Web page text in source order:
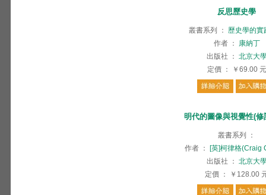
反思歷史學
叢書系列 ：
歷史學的實
作者 ：
康納丁
出版社
： 北京大
定價 ： ￥69.00 元
明代的圖像與視覺性(修
叢書系列
：
作者 ：
[英]柯律格(Craig
出版社
： 北京大
定價 ： ￥128.00